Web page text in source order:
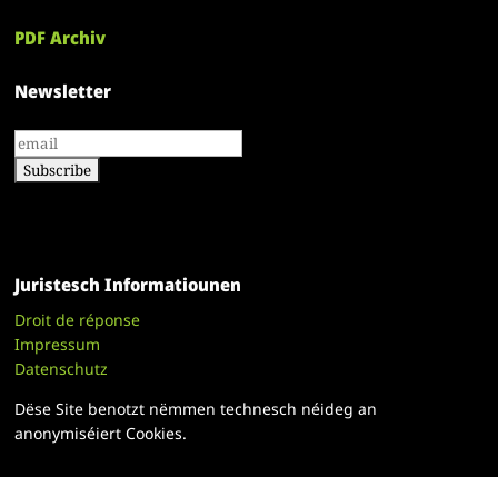
PDF Archiv
Newsletter
Juristesch Informatiounen
Droit de réponse
Impressum
Datenschutz
Dëse Site benotzt nëmmen technesch néideg an
anonymiséiert Cookies.